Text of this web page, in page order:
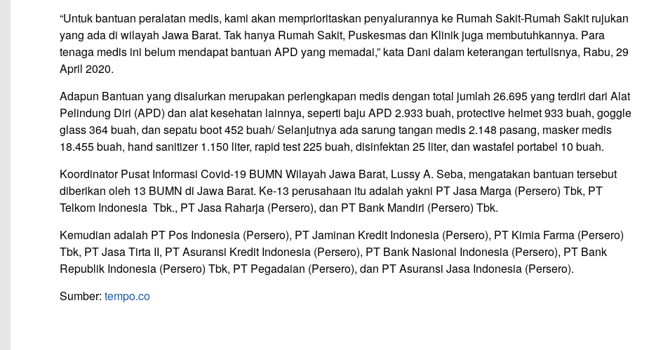
“Untuk bantuan peralatan medis, kami akan memprioritaskan penyalurannya ke Rumah Sakit-Rumah Sakit rujukan
yang ada di wilayah Jawa Barat. Tak hanya Rumah Sakit, Puskesmas dan Klinik juga membutuhkannya. Para
tenaga medis ini belum mendapat bantuan APD yang memadai,” kata Dani dalam keterangan tertulisnya, Rabu, 29
April 2020.
Adapun Bantuan yang disalurkan merupakan perlengkapan medis dengan total jumlah 26.695 yang terdiri dari Alat
Pelindung Diri (APD) dan alat kesehatan lainnya, seperti baju APD 2.933 buah, protective helmet 933 buah, goggle
glass 364 buah, dan sepatu boot 452 buah/ Selanjutnya ada sarung tangan medis 2.148 pasang, masker medis
18.455 buah, hand sanitizer 1.150 liter, rapid test 225 buah, disinfektan 25 liter, dan wastafel portabel 10 buah.
Koordinator Pusat Informasi Covid-19 BUMN Wilayah Jawa Barat, Lussy A. Seba, mengatakan bantuan tersebut
diberikan oleh 13 BUMN di Jawa Barat. Ke-13 perusahaan itu adalah yakni PT Jasa Marga (Persero) Tbk, PT
Telkom Indonesia Tbk., PT Jasa Raharja (Persero), dan PT Bank Mandiri (Persero) Tbk.
Kemudian adalah PT Pos Indonesia (Persero), PT Jaminan Kredit Indonesia (Persero), PT Kimia Farma (Persero)
Tbk, PT Jasa Tirta II, PT Asuransi Kredit Indonesia (Persero), PT Bank Nasional Indonesia (Persero), PT Bank
Republik Indonesia (Persero) Tbk, PT Pegadaian (Persero), dan PT Asuransi Jasa Indonesia (Persero).
Sumber: tempo.co